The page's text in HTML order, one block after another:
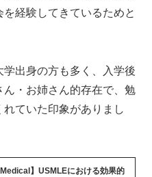
経験してきているためと
出身の方も多く、入学後
ん・お姉さん的存在で、勉
ていた印象がありまし
】USMLEにおける効果的